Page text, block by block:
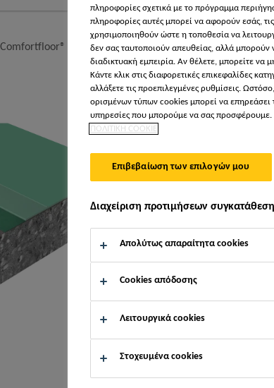
PS-23
Sika
Ελαστικό,
ενώσεις, σύστημα
Το Sika Comfortfloor®
δαπέδου.
σχεδιασμού, ενιαίες
ανήκει στη
Διαβάστε
Διακοσμητικό
Χαμηλές εκπομπές
πληροφορίες σχετικά με το πρόγραμμα
πληροφορίες αυτές μπορεί να αφορούν εσάς,
χρησιμοποιηθούν ώστε η τοποθεσία να
δεν σας ταυτοποιούν απευθείας, αλλά μπορούν
διαδικτυακή εμπειρία. Αν θέλετε, μπορείτε να
Κάντε κλικ στις διαφορετικές επικεφαλίδες
αλλάξετε τις προεπιλεγμένες ρυθμίσεις.
ορισμένων τύπων cookies μπορεί να επηρεάσει
υπηρεσίες που μπορούμε να σας προσφέρουμε.
ΠΟΛΙΤΙΚΗ COOKIE
Επιβεβαίωση των επιλογών μου
Διαχείριση προτιμήσεων
Απολύτως απαραίτητα cookies
Cookies απόδοσης
Λειτουργικά cookies
Στοχευμένα cookies